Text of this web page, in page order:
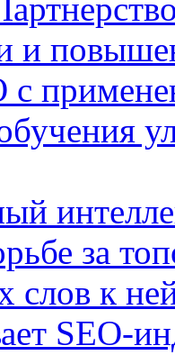
и
с
за
слов к
SEO-